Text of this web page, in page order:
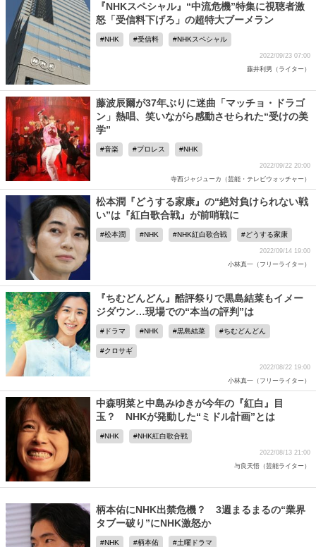
『NHKスペシャル』“中流危機”特集に視聴者激
怒「受信料下げろ」の超特大ブーメラン
NHK 受信料 NHKスペシャル
2022/09/23 07:00
藤井利男（ライター）
藤波辰爾が37年ぶりに迷曲「マッチョ・ドラゴ
ン」熱唱、笑いながら感動させられた“受けの美
学”
音楽 プロレス NHK
2022/09/22 20:00
寺西ジャジューカ（芸能・テレビウォッチャー）
松本潤『どうする家康』の“絶対負けられない戦
い”は『紅白歌合戦』が前哨戦に
松本潤 NHK NHK紅白歌合戦 どうする家康
2022/09/14 19:00
小林真一（フリーライター）
『ちむどんどん』酷評祭りで黒島結菜もイメー
ジダウン…現場での“本当の評判”は
ドラマ NHK 黒島結菜 ちむどんどん
クロサギ
2022/08/22 19:00
小林真一（フリーライター）
中森明菜と中島みゆきが今年の『紅白』目
玉？ NHKが発動した“ミドル計画”とは
NHK NHK紅白歌合戦
2022/08/13 21:00
与良天悟（芸能ライター）
柄本佑にNHK出禁危機？ 3週まるまるの“業界
タブー破り”にNHK激怒か
NHK 柄本佑 土曜ドラマ